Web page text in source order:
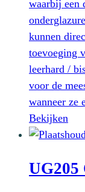
op
de
waarbij een
kunnen
toevoeging
leerhard /
voor de
wanneer ze
Bekijken
UG205